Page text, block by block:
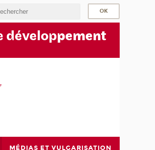
développement
MÉDIAS ET VULGARISATION